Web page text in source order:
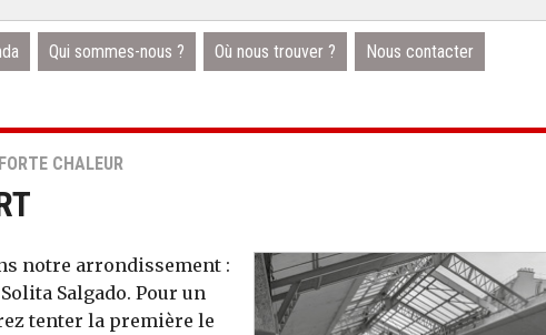
Qui sommes-nous ? Où nous trouver ? Nous contacter
CHALEUR
notre arrondissement :
Salgado. Pour un
tenter la première le